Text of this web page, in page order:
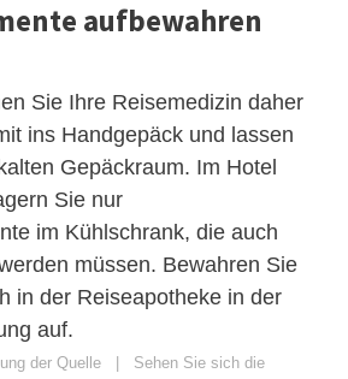
aufbewahren
Sie Ihre Reisemedizin daher
ins Handgepäck und lassen
Gepäckraum. Im Hotel
Sie nur
im Kühlschrank, die auch
müssen. Bewahren Sie
in der Reiseapotheke in der
auf.
der Quelle
Sehen Sie sich die